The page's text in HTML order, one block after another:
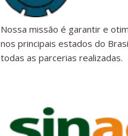
Nossa missão é garantir e
nos principais estados do
todas as parcerias realizadas.